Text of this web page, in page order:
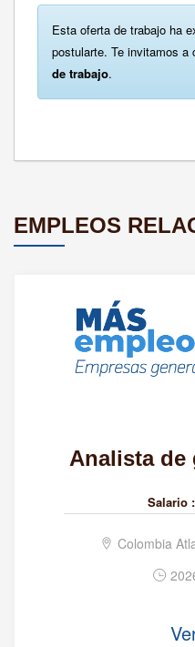
Esta oferta de trabajo ha
postularte. Te invitamos a
de trabajo.
EMPLEOS
Analista de
Salario :
Colombia